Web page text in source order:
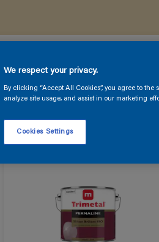
Onze producten
We respect your privacy.
By clicking “Accept All Cookies”, you agree to
analyze site usage, and assist in our marketing
Cookies Settings